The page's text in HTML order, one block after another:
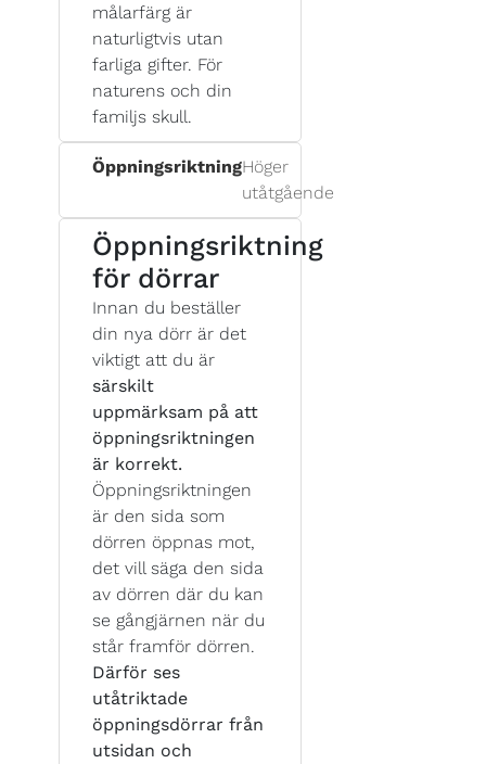
målarfärg är
naturligtvis utan
farliga gifter. För
naturens och din
familjs skull.
ÖppningsriktningHöger
utåtgående
Öppningsriktning
för dörrar
Innan du beställer
din nya dörr är det
viktigt att du är
särskilt
uppmärksam på att
öppningsriktningen
är korrekt.
Öppningsriktningen
är den sida som
dörren öppnas mot,
det vill säga den sida
av dörren där du kan
se gångjärnen när du
står framför dörren.
Därför ses
utåtriktade
öppningsdörrar från
utsidan och